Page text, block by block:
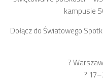
kampusie
Dołącz do Światowego
?
?